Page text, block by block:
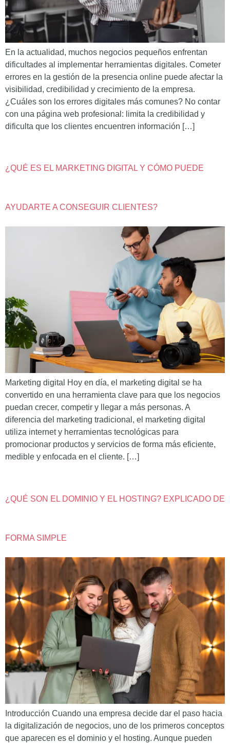
En la actualidad, muchos negocios pequeños enfrentan
dificultades al implementar herramientas digitales. Cometer
errores en la gestión de la presencia online puede afectar la
visibilidad, credibilidad y crecimiento de la empresa.
¿Cuáles son los errores digitales más comunes? No contar
con una página web profesional: limita la credibilidad y
dificulta que los clientes encuentren información […]
¿QUÉ ES EL MARKETING DIGITAL Y CÓMO PUEDE
AYUDARTE A CONSEGUIR CLIENTES?
Marketing digital Hoy en día, el marketing digital se ha
convertido en una herramienta clave para que los negocios
puedan crecer, competir y llegar a más personas. A
diferencia del marketing tradicional, el marketing digital
utiliza internet y herramientas tecnológicas para
promocionar productos y servicios de forma más eficiente,
medible y enfocada en el cliente. […]
¿QUÉ SON EL DOMINIO Y EL HOSTING? EXPLICADO DE
FORMA SIMPLE
Introducción Cuando una empresa decide dar el paso hacia
la digitalización de negocios, uno de los primeros conceptos
que aparecen es el dominio y el hosting. Aunque pueden